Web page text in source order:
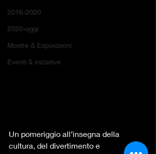
2016-2020
2020-oggi
Mostre & Esposizioni
Eventi & iniziative
Un pomeriggio all’insegna della
cultura, del divertimento e